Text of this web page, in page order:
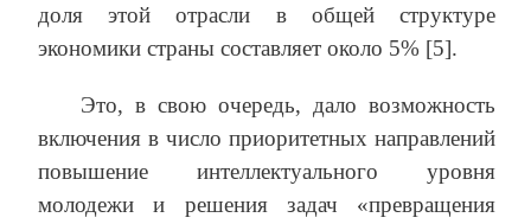
доля этой отрасли в общей структуре
экономики страны составляет около 5% [5].
Это, в свою очередь, дало возможность
включения в число приоритетных направлений
повышение интеллектуального уровня
молодежи и решения задач «превращения